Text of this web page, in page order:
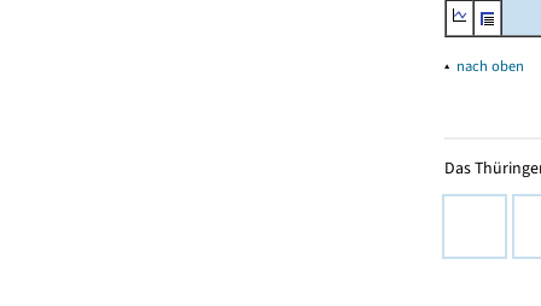
▴ nach oben
Das